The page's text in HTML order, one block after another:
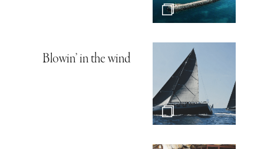
Blowin’ in the wind